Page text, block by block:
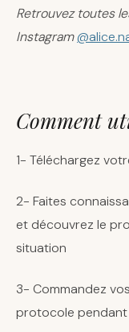
Retrouvez toutes
Instagram
Comment
1- Téléchargez
2- Faites
et découvrez le
situation
3- Commandez
protocole pendant